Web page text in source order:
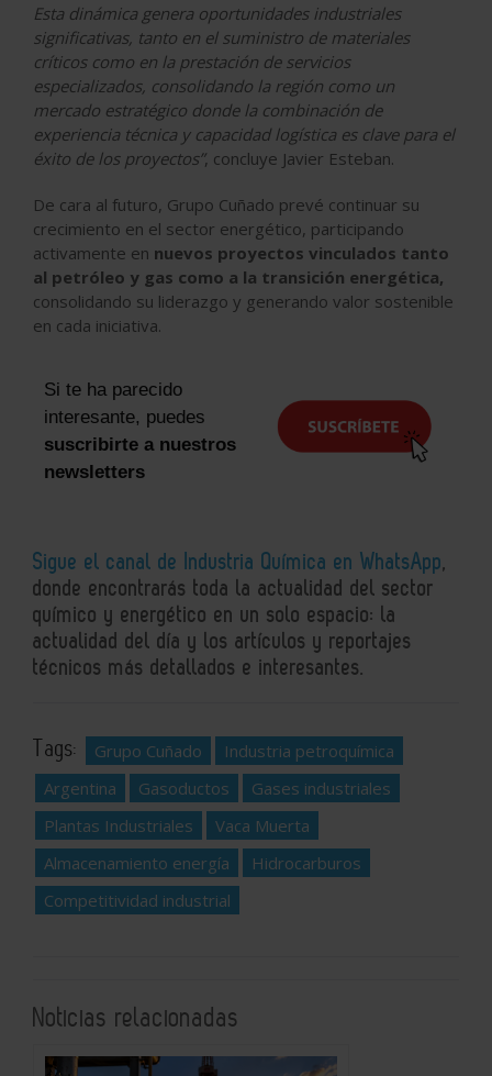
Esta dinámica genera oportunidades industriales
significativas, tanto en el suministro de materiales
críticos como en la prestación de servicios
especializados, consolidando la región como un
mercado estratégico donde la combinación de
experiencia técnica y capacidad logística es clave para el
éxito de los proyectos”, concluye Javier Esteban.
De cara al futuro, Grupo Cuñado prevé continuar su
crecimiento en el sector energético, participando
activamente en nuevos proyectos vinculados tanto
al petróleo y gas como a la transición energética,
consolidando su liderazgo y generando valor sostenible
en cada iniciativa.
Si te ha parecido
interesante, puedes
suscribirte a nuestros
newsletters
Sigue el canal de Industria Química en WhatsApp,
donde encontrarás toda la actualidad del sector
químico y energético en un solo espacio: la
actualidad del día y los artículos y reportajes
técnicos más detallados e interesantes.
Tags: Grupo Cuñado
Industria petroquímica
Argentina
Gasoductos
Gases industriales
Plantas Industriales
Vaca Muerta
Almacenamiento energía
Hidrocarburos
Competitividad industrial
Noticias relacionadas